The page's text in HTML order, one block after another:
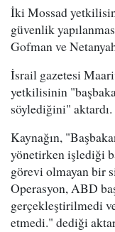
İki Mossad
güvenlik
Gofman ve
İsrail gazetesi
yetkilisinin
söylediğini" aktardı.
Kaynağın,
yönetirken işlediği
görevi olmayan bir
Operasyon, ABD
gerçekleştirilmedi
etmedi." dediği